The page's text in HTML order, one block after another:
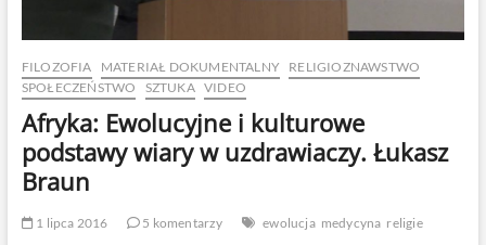
FILOZOFIA MATERIAŁ DOKUMENTALNY
RELIGIOZNAWSTWO
SPOŁECZEŃSTWO
SZTUKA VIDEO
Afryka: Ewolucyjne i kulturowe
podstawy wiary w uzdrawiaczy. Łukasz
Braun
1 lipca 2016 5 komentarzy ewolucja medycyna religie